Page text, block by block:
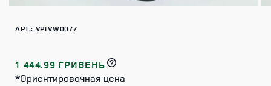
АРТ.: VPLVW0077
1 444.99 ГРИВЕНЬ
*Ориентировочная цена